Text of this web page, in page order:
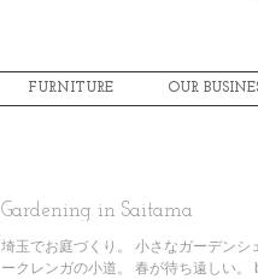
FURNITURE OUR
Gardening in Saitama
埼玉でお庭づくり。 小さなガーデンシ
ークレンガの小道。 春が待ち遠しい。